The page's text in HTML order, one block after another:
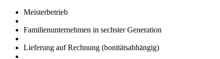
Meister­betrieb
Familien­unter­nehmen in sechster Gene­ration
Lieferung auf Rech­nung (bonitätsabhängig)